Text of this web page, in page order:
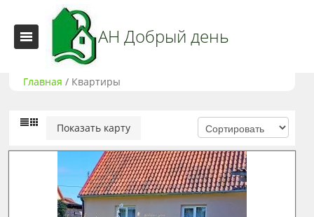
АН Добрый день
Главная / Квартиры
Показать карту